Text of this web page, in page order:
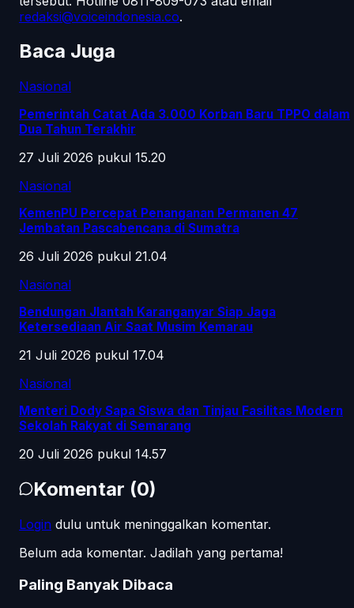
redaksi@voiceindonesia.co.
Baca Juga
Nasional
Pemerintah Catat Ada 3.000 Korban Baru TPPO dalam
Dua Tahun Terakhir
27 Juli 2026 pukul 15.20
Nasional
KemenPU Percepat Penanganan Permanen 47
Jembatan Pascabencana di Sumatra
26 Juli 2026 pukul 21.04
Nasional
Bendungan Jlantah Karanganyar Siap Jaga
Ketersediaan Air Saat Musim Kemarau
21 Juli 2026 pukul 17.04
Nasional
Menteri Dody Sapa Siswa dan Tinjau Fasilitas Modern
Sekolah Rakyat di Semarang
20 Juli 2026 pukul 14.57
Komentar (0)
Login dulu untuk meninggalkan komentar.
Belum ada komentar. Jadilah yang pertama!
Paling Banyak Dibaca